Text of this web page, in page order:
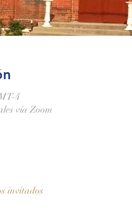
4
vía Zoom
invitados